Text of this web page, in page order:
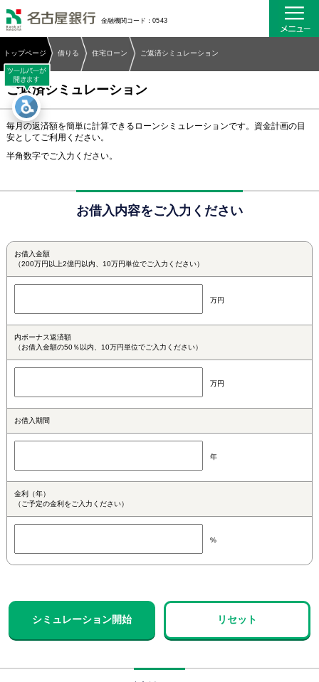
名古屋銀行
金融機関コード：0543
トップページ 借りる 住宅ローン ご返済シミュレーション
ご返済シミュレーション
毎月の返済額を簡単に計算できるローンシミュレーションです。資金計画の目
安としてご利用ください。
半角数字でご入力ください。
お借入内容をご入力ください
お借入金額
（200万円以上2億円以内、10万円単位でご入力ください）
万円
内ボーナス返済額
（お借入金額の50％以内、10万円単位でご入力ください）
万円
お借入期間
年
金利（年）
（ご予定の金利をご入力ください）
%
シミュレーション開始 リセット